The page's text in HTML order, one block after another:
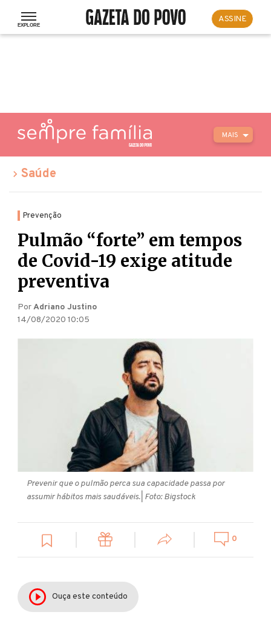
ASSINE
MAIS
Saúde
Prevenção
Pulmão “forte” em tempos
de Covid-19 exige atitude
preventiva
PorAdriano Justino
14/08/2020 10:05
Prevenir que o pulmão perca sua capacidade passa por
assumir hábitos mais saudáveis.| Foto: Bigstock
0
Ouça este conteúdo